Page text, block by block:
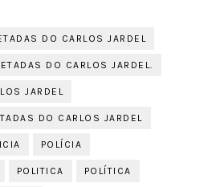
DO CARLOS JARDEL
DO CARLOS JARDEL.
JARDEL
DO CARLOS JARDEL
POLÍCIA
POLITICA POLÍTICA